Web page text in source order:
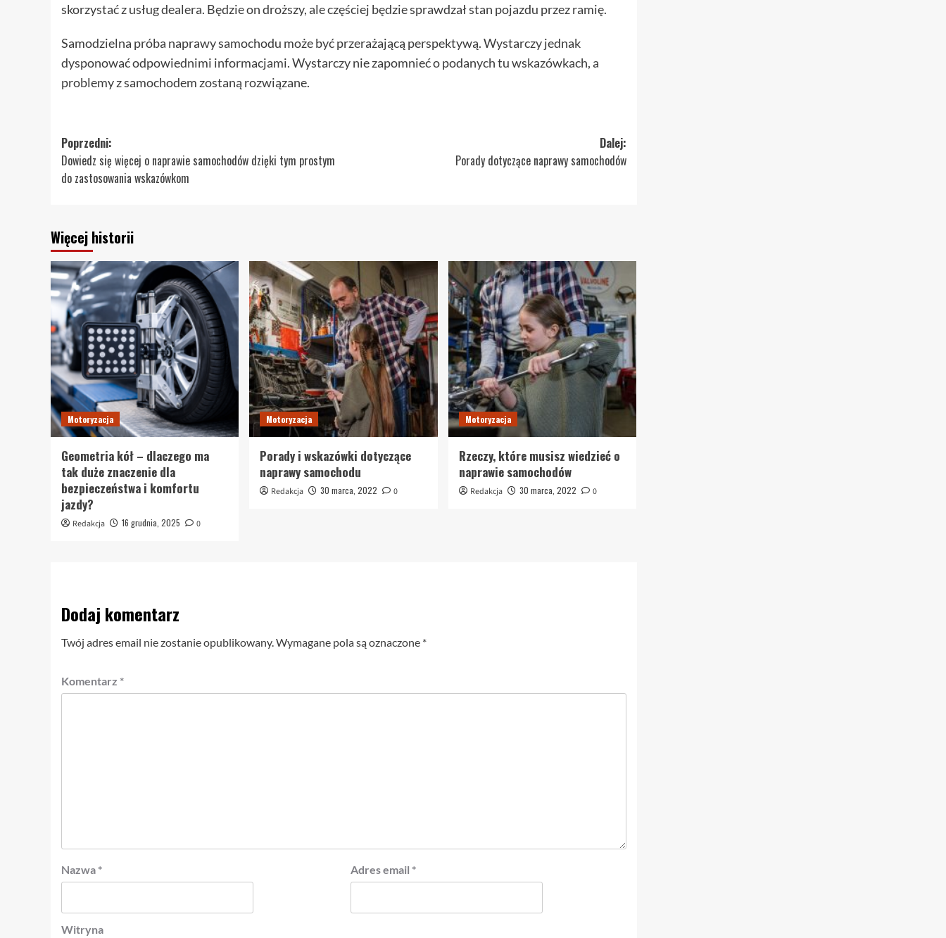
skorzystać z usług dealera. Będzie on droższy, ale częściej będzie sprawdzał stan pojazdu przez ramię.
Samodzielna próba naprawy samochodu może być przerażającą perspektywą. Wystarczy jednak
dysponować odpowiednimi informacjami. Wystarczy nie zapomnieć o podanych tu wskazówkach, a
problemy z samochodem zostaną rozwiązane.
Zobacz
wpisy
Poprzedni:
Dowiedz się więcej o naprawie samochodów dzięki tym prostym
do zastosowania wskazówkom
Dalej:
Porady dotyczące naprawy samochodów
Więcej historii
Motoryzacja
Geometria kół – dlaczego ma
tak duże znaczenie dla
bezpieczeństwa i komfortu
jazdy?
Redakcja 16 grudnia, 2025 0
Motoryzacja
Porady i wskazówki dotyczące
naprawy samochodu
Redakcja 30 marca, 2022 0
Motoryzacja
Rzeczy, które musisz wiedzieć o
naprawie samochodów
Redakcja 30 marca, 2022 0
Dodaj komentarz
Twój adres email nie zostanie opublikowany.Wymagane pola są oznaczone *
Komentarz *
Nazwa * Adres email *
Witryna